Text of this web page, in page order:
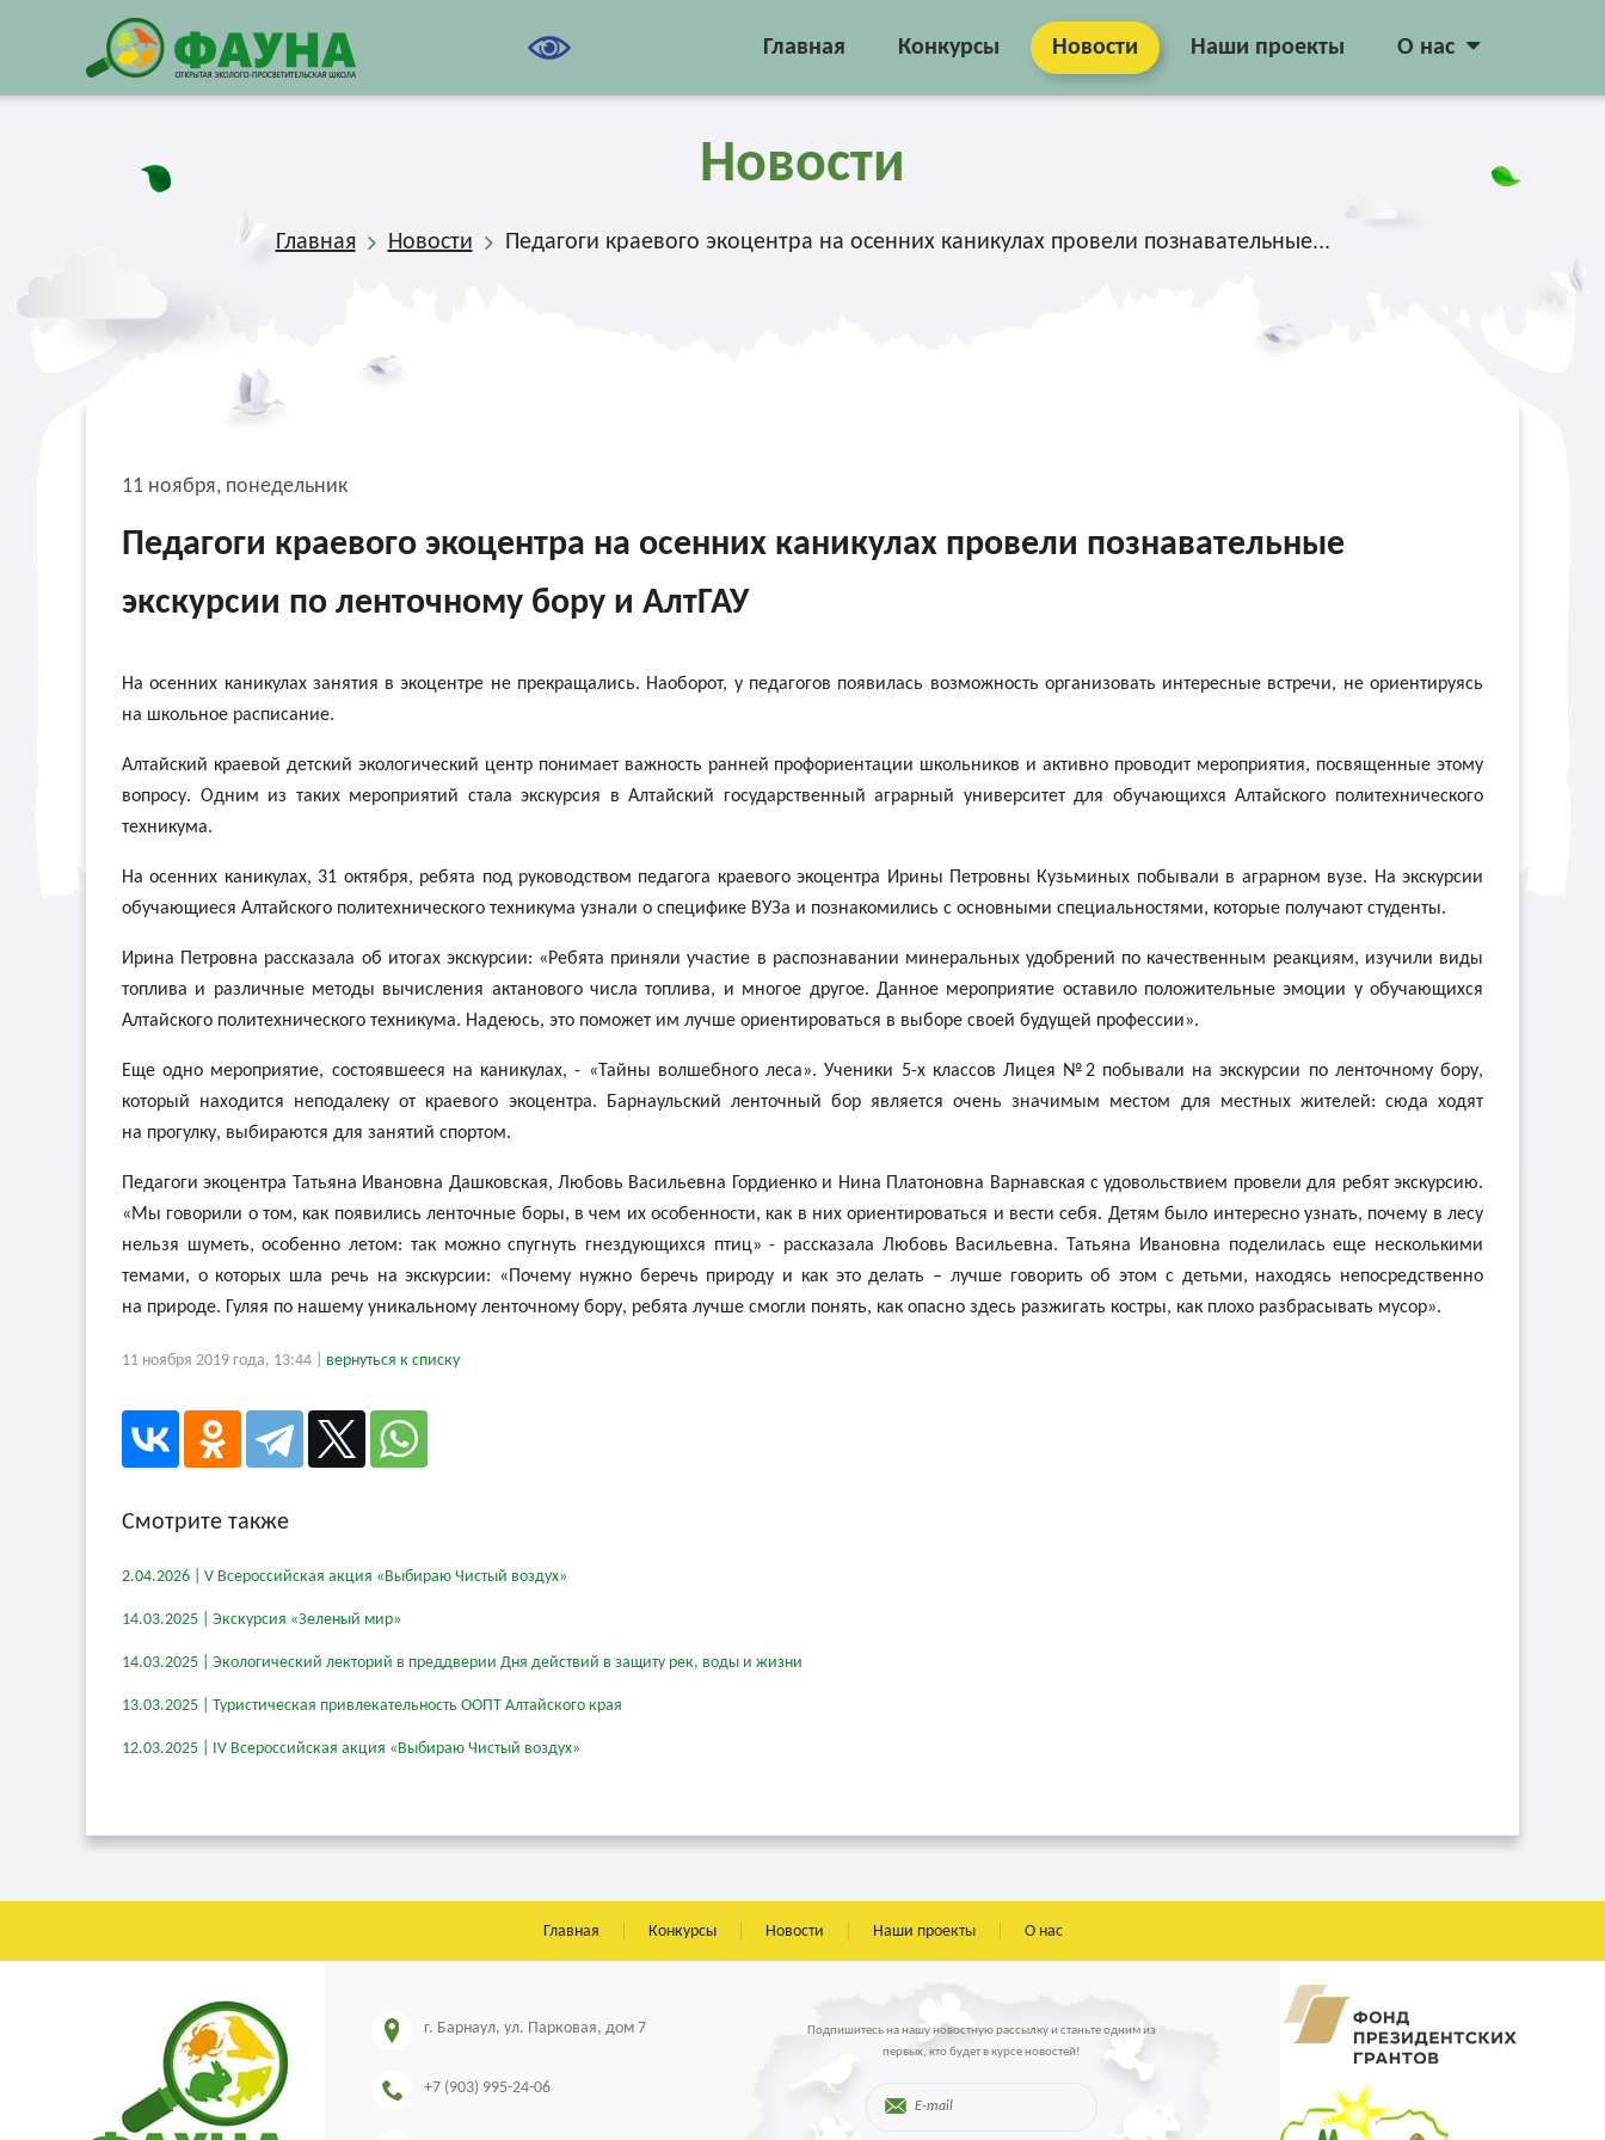
Главная Конкурсы Новости Наши проекты О нас
Новости
Главная Новости Педагоги краевого экоцентра на осенних каникулах провели познавательные...
11 ноября, понедельник
Педагоги краевого экоцентра на осенних каникулах провели познавательные
экскурсии по ленточному бору и АлтГАУ
На осенних каникулах занятия в экоцентре не прекращались. Наоборот, у педагогов появилась возможность организовать интересные встречи, не ориентируясь
на школьное расписание.
Алтайский краевой детский экологический центр понимает важность ранней профориентации школьников и активно проводит мероприятия, посвященные этому
вопросу. Одним из таких мероприятий стала экскурсия в Алтайский государственный аграрный университет для обучающихся Алтайского политехнического
техникума.
На осенних каникулах, 31 октября, ребята под руководством педагога краевого экоцентра Ирины Петровны Кузьминых побывали в аграрном вузе. На экскурсии
обучающиеся Алтайского политехнического техникума узнали о специфике ВУЗа и познакомились с основными специальностями, которые получают студенты.
Ирина Петровна рассказала об итогах экскурсии: «Ребята приняли участие в распознавании минеральных удобрений по качественным реакциям, изучили виды
топлива и различные методы вычисления актанового числа топлива, и многое другое. Данное мероприятие оставило положительные эмоции у обучающихся
Алтайского политехнического техникума. Надеюсь, это поможет им лучше ориентироваться в выборе своей будущей профессии».
Еще одно мероприятие, состоявшееся на каникулах, - «Тайны волшебного леса». Ученики 5-х классов Лицея №2 побывали на экскурсии по ленточному бору,
который находится неподалеку от краевого экоцентра. Барнаульский ленточный бор является очень значимым местом для местных жителей: сюда ходят
на прогулку, выбираются для занятий спортом.
Педагоги экоцентра Татьяна Ивановна Дашковская, Любовь Васильевна Гордиенко и Нина Платоновна Варнавская с удовольствием провели для ребят экскурсию.
«Мы говорили о том, как появились ленточные боры, в чем их особенности, как в них ориентироваться и вести себя. Детям было интересно узнать, почему в лесу
нельзя шуметь, особенно летом: так можно спугнуть гнездующихся птиц» - рассказала Любовь Васильевна. Татьяна Ивановна поделилась еще несколькими
темами, о которых шла речь на экскурсии: «Почему нужно беречь природу и как это делать – лучше говорить об этом с детьми, находясь непосредственно
на природе. Гуляя по нашему уникальному ленточному бору, ребята лучше смогли понять, как опасно здесь разжигать костры, как плохо разбрасывать мусор».
11 ноября 2019 года, 13:44 | вернуться к списку
Смотрите также
2.04.2026 | V Всероссийская акция «Выбираю Чистый воздух»
14.03.2025 | Экскурсия «Зеленый мир»
14.03.2025 | Экологический лекторий в преддверии Дня действий в защиту рек, воды и жизни
13.03.2025 | Туристическая привлекательность ООПТ Алтайского края
12.03.2025 | IV Всероссийская акция «Выбираю Чистый воздух»
Главная Конкурсы Новости Наши проекты О нас
г. Барнаул, ул. Парковая, дом 7
+7 (903) 995-24-06
Подпишитесь на нашу новостную рассылку и станьте одним из
первых, кто будет в курсе новостей!